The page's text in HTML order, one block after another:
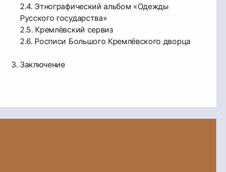
2.4. Этнографический альбом «Одежды
Русского государства»
2.5. Кремлёвский сервиз
2.6. Росписи Большого Кремлёвского дворца
Заключение